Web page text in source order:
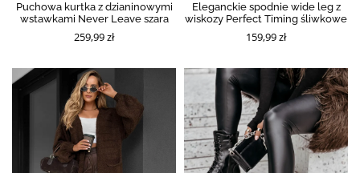
Puchowa kurtka z dzianinowymi
wstawkami Never Leave szara
259,99 zł
Eleganckie spodnie wide leg z
wiskozy Perfect Timing śliwkowe
159,99 zł